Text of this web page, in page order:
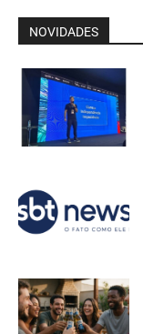
NOVIDADES